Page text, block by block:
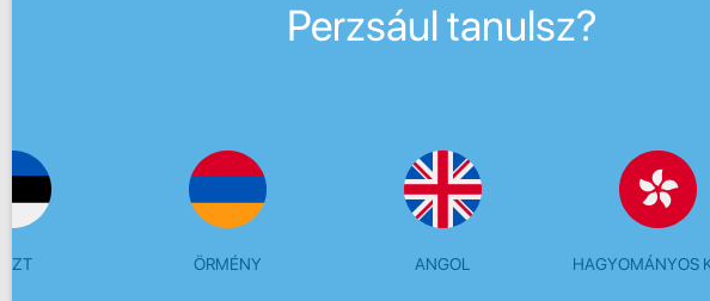
Perzsául tanulsz?
ÉSZT ÖRMÉNY ANGOL HAGYOMÁNYOS